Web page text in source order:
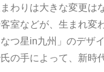
わりは大きな変更は
室などが、生まれ変
つ星in九州」のデザ
の手によって、新時